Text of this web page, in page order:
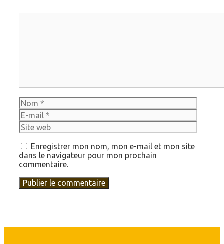
Nom
mail
web
Enregistrer mon nom, mon e-mail et mon site
dans le navigateur pour mon prochain
commentaire.